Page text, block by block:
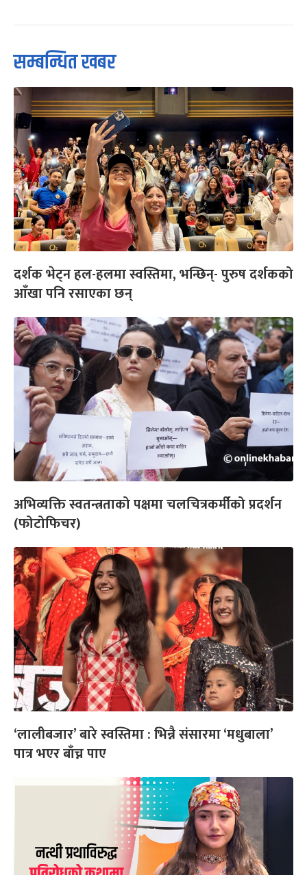
सम्बन्धित खबर
दर्शक भेट्न हल-हलमा स्वस्तिमा, भन्छिन्- पुरुष दर्शकको
आँखा पनि रसाएका छन्
अभिव्यक्ति स्वतन्त्रताको पक्षमा चलचित्रकर्मीको प्रदर्शन
(फोटोफिचर)
‘लालीबजार’ बारे स्वस्तिमा : भिन्नै संसारमा ‘मधुबाला’
पात्र भएर बाँच्न पाए